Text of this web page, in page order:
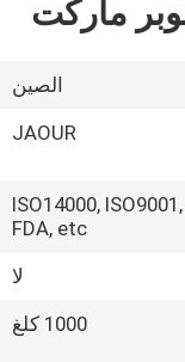
ماركت
الصين
JAOUR
ISO14000,
FDA, etc
لا
1000 كلغ